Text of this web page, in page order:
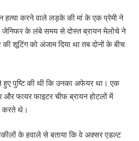
हत्या करने वाले लड़के की मां के एक प्रेमी ने
जेनिफर के लंबे समय से दोस्त ब्रायन मेलोचे ने
शूटिंग को अंजाम दिया था तब दोनों के बीच
हुए पुष्टि की थी कि उनका अफेयर था। एक
और फायर फाइटर चीफ ब्रायन होटलों में
करते थे।
के हवाले से बताया कि वे अक्सर एडल्ट